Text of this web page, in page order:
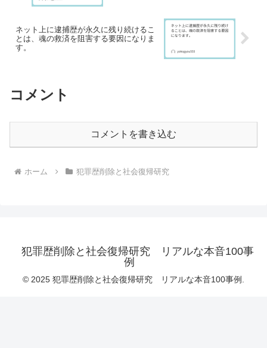
ネット上に逮捕歴が永久に残り続けるこ
とは、魂の救済を阻害する要因になりま
す。
コメント
コメントを書き込む
ホーム 犯罪歴削除と社会復帰研究
犯罪歴削除と社会復帰研究 リアルな本音100事
例
© 2025 犯罪歴削除と社会復帰研究 リアルな本音100事例.